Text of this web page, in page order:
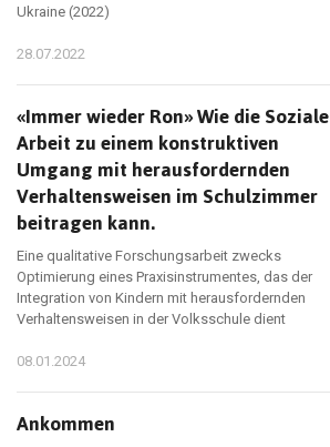
Ukraine (2022)
28.07.2022
«Immer wieder Ron» Wie die Soziale
Arbeit zu einem konstruktiven
Umgang mit herausfordernden
Verhaltensweisen im Schulzimmer
beitragen kann.
Eine qualitative Forschungsarbeit zwecks
Optimierung eines Praxisinstrumentes, das der
Integration von Kindern mit herausfordernden
Verhaltensweisen in der Volksschule dient
08.01.2024
Ankommen